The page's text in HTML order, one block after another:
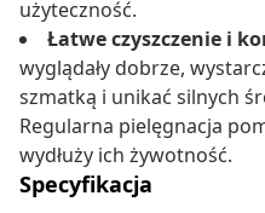
użyteczność.
Łatwe czyszczenie i
wyglądały dobrze,
szmatką i unikać silnych
Regularna pielęgnacja
wydłuży ich żywotność.
Specyfikacja